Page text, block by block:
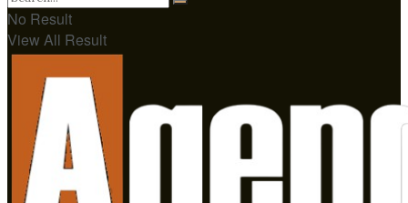
No Result
View All Result